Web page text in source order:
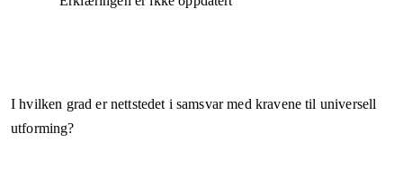
I hvilken grad er nettstedet i samsvar med kravene til universell
utforming?